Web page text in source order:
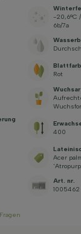
-20,6°C
6b/7a
Rot
400
Acer
Art. nr.
1005462